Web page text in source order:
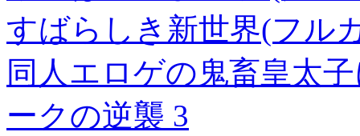
すばらしき新世界(フル
同人エロゲの鬼畜皇太
ークの逆襲 3